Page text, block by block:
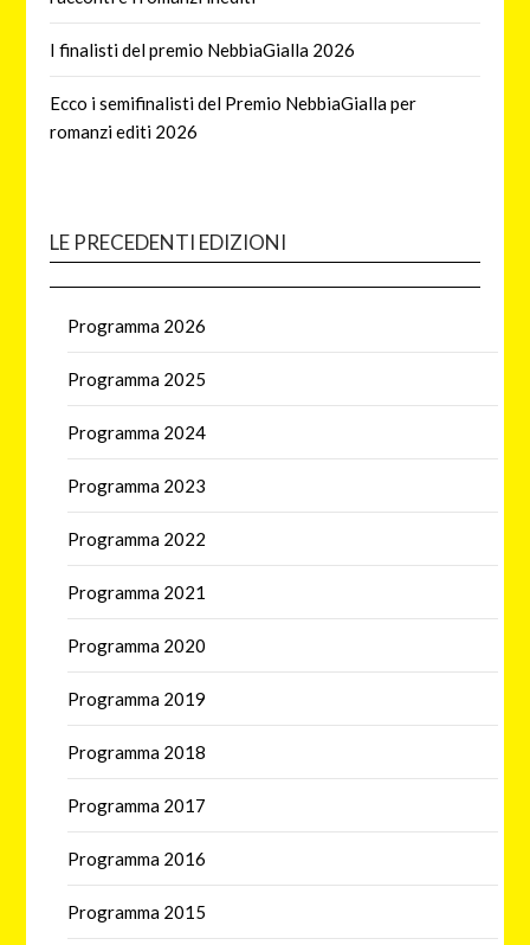
I finalisti del premio NebbiaGialla 2026
Ecco i semifinalisti del Premio NebbiaGialla per
romanzi editi 2026
LE PRECEDENTI EDIZIONI
Programma 2026
Programma 2025
Programma 2024
Programma 2023
Programma 2022
Programma 2021
Programma 2020
Programma 2019
Programma 2018
Programma 2017
Programma 2016
Programma 2015